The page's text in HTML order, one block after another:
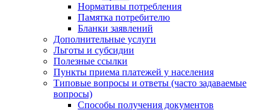
Нормативы потребления
Памятка потребителю
Бланки заявлений
Дополнительные услуги
Льготы и субсидии
Полезные ссылки
Пункты приема платежей у населения
Типовые вопросы и ответы (часто задаваемые
вопросы)
Способы получения документов